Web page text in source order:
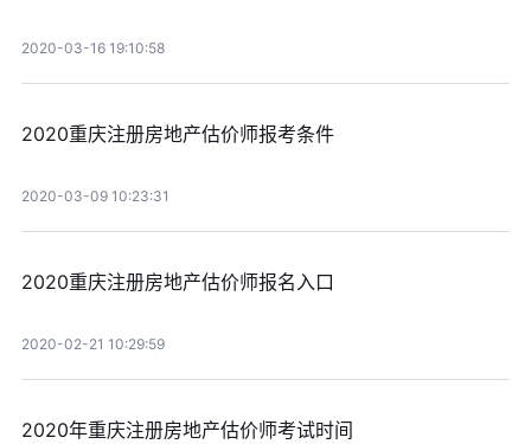
2020-03-16 19:10:58
2020重庆注册房地产估价师报考条件
2020-03-09 10:23:31
2020重庆注册房地产估价师报名入口
2020-02-21 10:29:59
2020年重庆注册房地产估价师考试时间